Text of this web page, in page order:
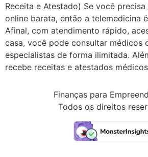
Receita e Atestado) Se você
online barata, então a telemedicina
Afinal, com atendimento rápido,
casa, você pode consultar médicos
especialistas de forma ilimitada.
recebe receitas e atestados
Finanças para
Todos os direitos